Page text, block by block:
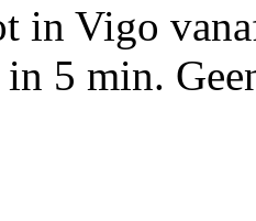
in Vigo
5 min.